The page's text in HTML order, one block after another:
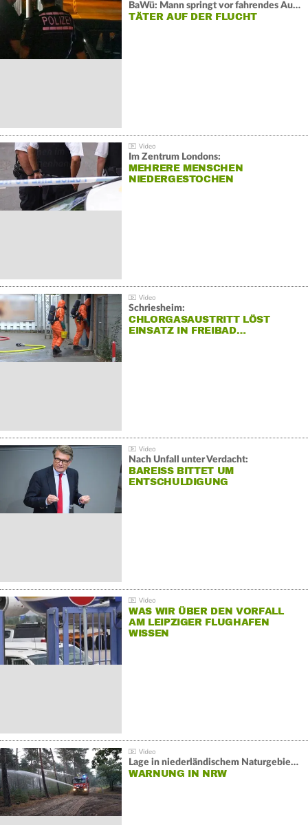
BaWü: Mann springt vor fahrendes Auto und schießt
TÄTER AUF DER FLUCHT
Im Zentrum Londons:
MEHRERE MENSCHEN
NIEDERGESTOCHEN
Schriesheim:
CHLORGASAUSTRITT LÖST
EINSATZ IN FREIBAD…
Nach Unfall unter Verdacht:
BAREISS BITTET UM E
NTSCHULDIGUNG
WAS WIR ÜBER DEN VORFALL
AM LEIPZIGER FLUGHAFEN
WISSEN
Lage in niederländischem Naturgebiet stabil
WARNUNG IN NRW